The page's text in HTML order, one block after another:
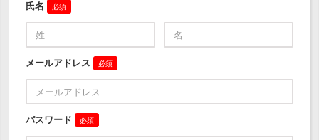
氏名 必須
メールアドレス 必須
パスワード 必須